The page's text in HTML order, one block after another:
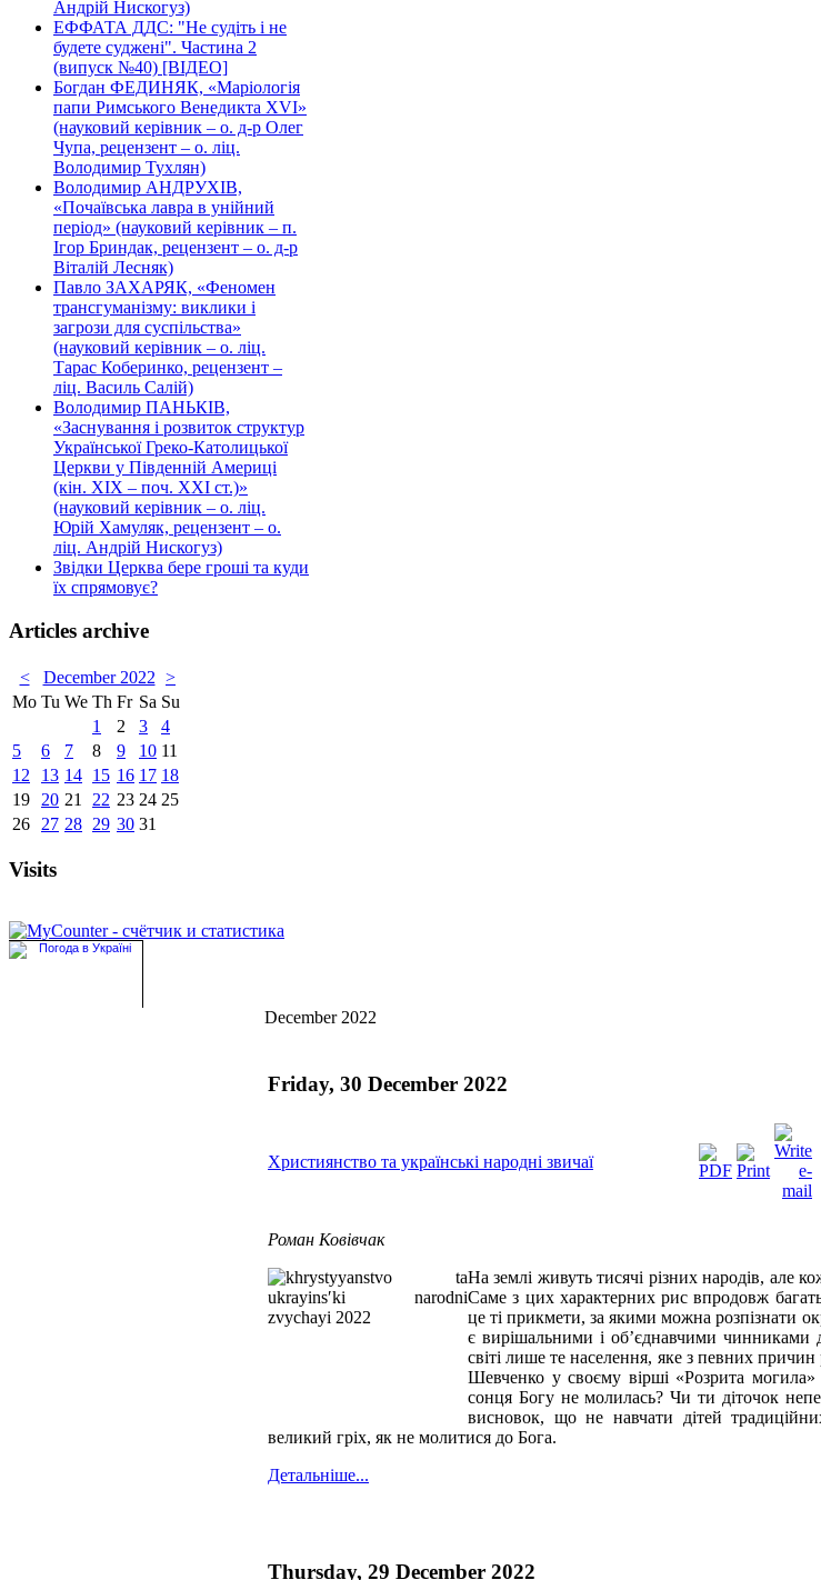
Андрій Нискогуз)
ЕФФАТА ДДС: "Не судіть і не
будете суджені". Частина 2
(випуск №40) [ВІДЕО]
Богдан ФЕДИНЯК, «Маріологія
папи Римського Венедикта XVI»
(науковий керівник – о. д-р Олег
Чупа, рецензент – о. ліц.
Володимир Тухлян)
Володимир АНДРУХІВ,
«Почаївська лавра в унійний
період» (науковий керівник – п.
Ігор Бриндак, рецензент – о. д-р
Віталій Лесняк)
Павло ЗАХАРЯК, «Феномен
трансгуманізму: виклики і
загрози для суспільства»
(науковий керівник – о. ліц.
Тарас Коберинко, рецензент –
ліц. Василь Салій)
Володимир ПАНЬКІВ,
«Заснування і розвиток структур
Української Греко-Католицької
Церкви у Південній Америці
(кін. ХІХ – поч. ХХІ ст.)»
(науковий керівник – о. ліц.
Юрій Хамуляк, рецензент – о.
ліц. Андрій Нискогуз)
Звідки Церква бере гроші та куди
їх спрямовує?
Articles archive
< December 2022 >
Mo Tu We Th Fr Sa Su
1
2 3
4
5
6 7 8 9 10 11
12
13 14 15 16 17 18
19
20 21 22 23 24 25
26
27 28 29 30 31
Visits
December 2022
Friday, 30 December 2022
Християнство та українські народні звичаї
Роман Ковівчак
На землі живуть тисячі різних народів, але
Саме з цих характерних рис впродовж
це ті прикмети, за якими можна розпізнати
є вирішальними і об’єднавчими чинниками
світі лише те населення, яке з певних причин
Шевченко у своєму вірші «Розрита
сонця Богу не молилась? Чи ти діточок
висновок, що не навчати дітей
великий гріх, як не молитися до Бога.
Детальніше...
Thursday, 29 December 2022